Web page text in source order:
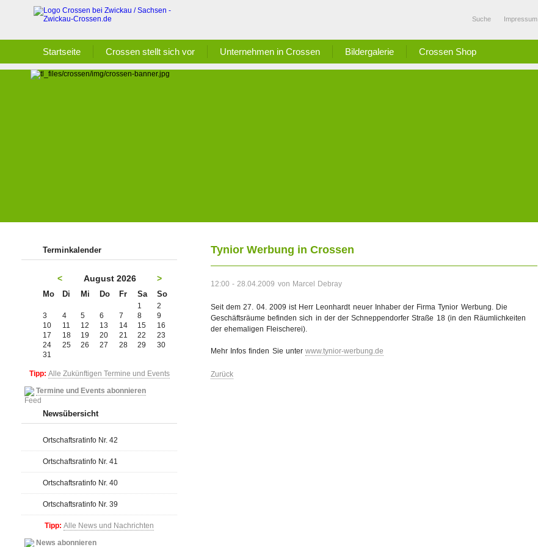
Suche Impressum
Startseite Crossen stellt sich vor Unternehmen in Crossen Bildergalerie Crossen Shop
Terminkalender
< August 2026
>
Mo
Di Mi Do Fr Sa So
1
2
3
4 5 6 7 8
9
10
11 12 13 14 15
16
17
18 19 20 21 22
23
24
25 26 27 28 29
30
31
Tipp: Alle Zukünftigen Termine und Events
Termine und Events abonnieren
Newsübersicht
Ortschaftsratinfo Nr. 42
Ortschaftsratinfo Nr. 41
Ortschaftsratinfo Nr. 40
Ortschaftsratinfo Nr. 39
Tipp: Alle News und Nachrichten
News abonnieren
Tynior Werbung in Crossen
12:00 - 28.04.2009 von Marcel Debray
Seit dem 27. 04. 2009 ist Herr Leonhardt neuer Inhaber der Firma Tynior Werbung. Die
Geschäftsräume befinden sich in der der Schneppendorfer Straße 18 (in den Räumlichkeiten
der ehemaligen Fleischerei).
Mehr Infos finden Sie unter www.tynior-werbung.de
Zurück